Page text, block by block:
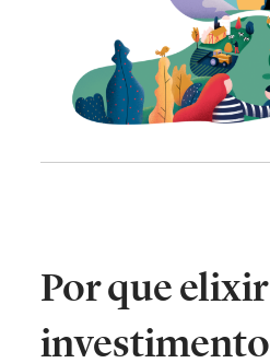
Por que